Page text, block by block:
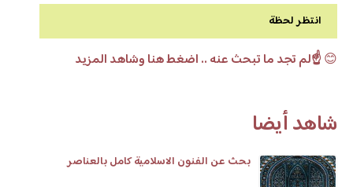
انتظر لحظة
😊☝️لم تجد ما تبحث عنه .. اضغط هنا وشاهد المزيد
شاهد أيضا
بحث عن الفنون الاسلامية كامل بالعناصر